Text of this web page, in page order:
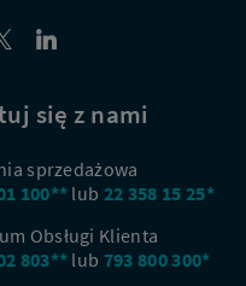
się z nami
sprzedażowa
100** lub 22 358 15 25*
Obsługi Klienta
803** lub 793 800 300*